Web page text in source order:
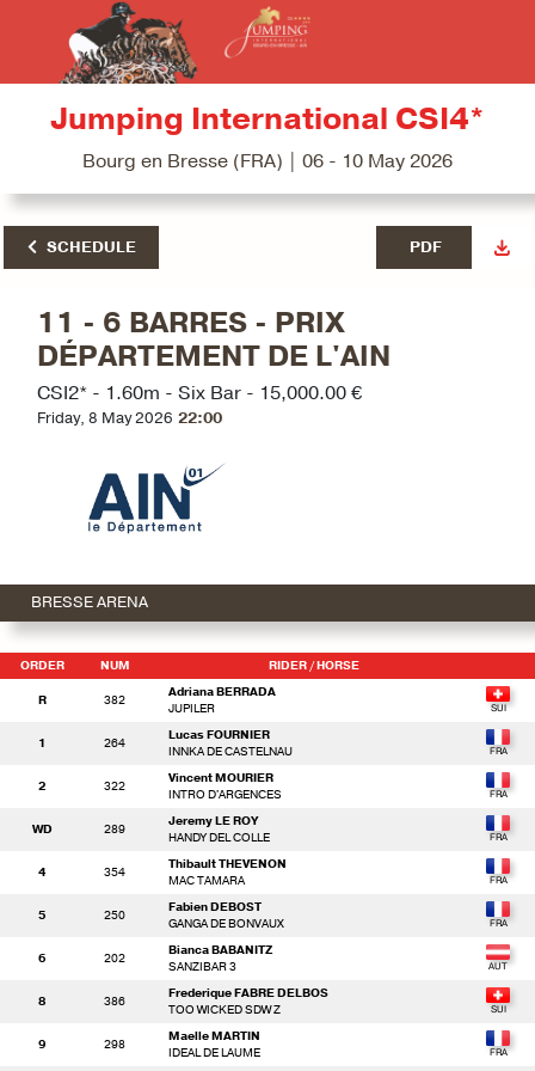
Jumping International CSI4*
Bourg en Bresse (FRA) | 06 - 10 May 2026
SCHEDULE PDF
11 - 6 BARRES - PRIX
DÉPARTEMENT DE L'AIN
CSI2* - 1.60m - Six Bar - 15,000.00 €
Friday, 8 May 2026 22:00
BRESSE ARENA
ORDER NUM RIDER/ HORSE
R 382
Adriana BERRADA
JUPILER
1 264
Lucas FOURNIER
INNKA DE CASTELNAU
2 322
Vincent MOURIER
INTRO D'ARGENCES
WD 289
Jeremy LE ROY
HANDY DEL COLLE
4 354
Thibault THEVENON
MAC TAMARA
5 250
Fabien DEBOST
GANGA DE BONVAUX
6 202
Bianca BABANITZ
SANZIBAR 3
8 386
Frederique FABRE DELBOS
TOO WICKED SDW Z
9 298
Maelle MARTIN
IDEAL DE LAUME